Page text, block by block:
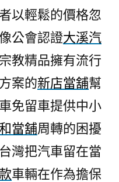
以輕鬆的價格忽
公會認證大溪汽
教精品擁有流行
案的新店當舖幫
免留車提供中小
當舖周轉的困擾
灣把汽車留在當
車輛在作為擔保